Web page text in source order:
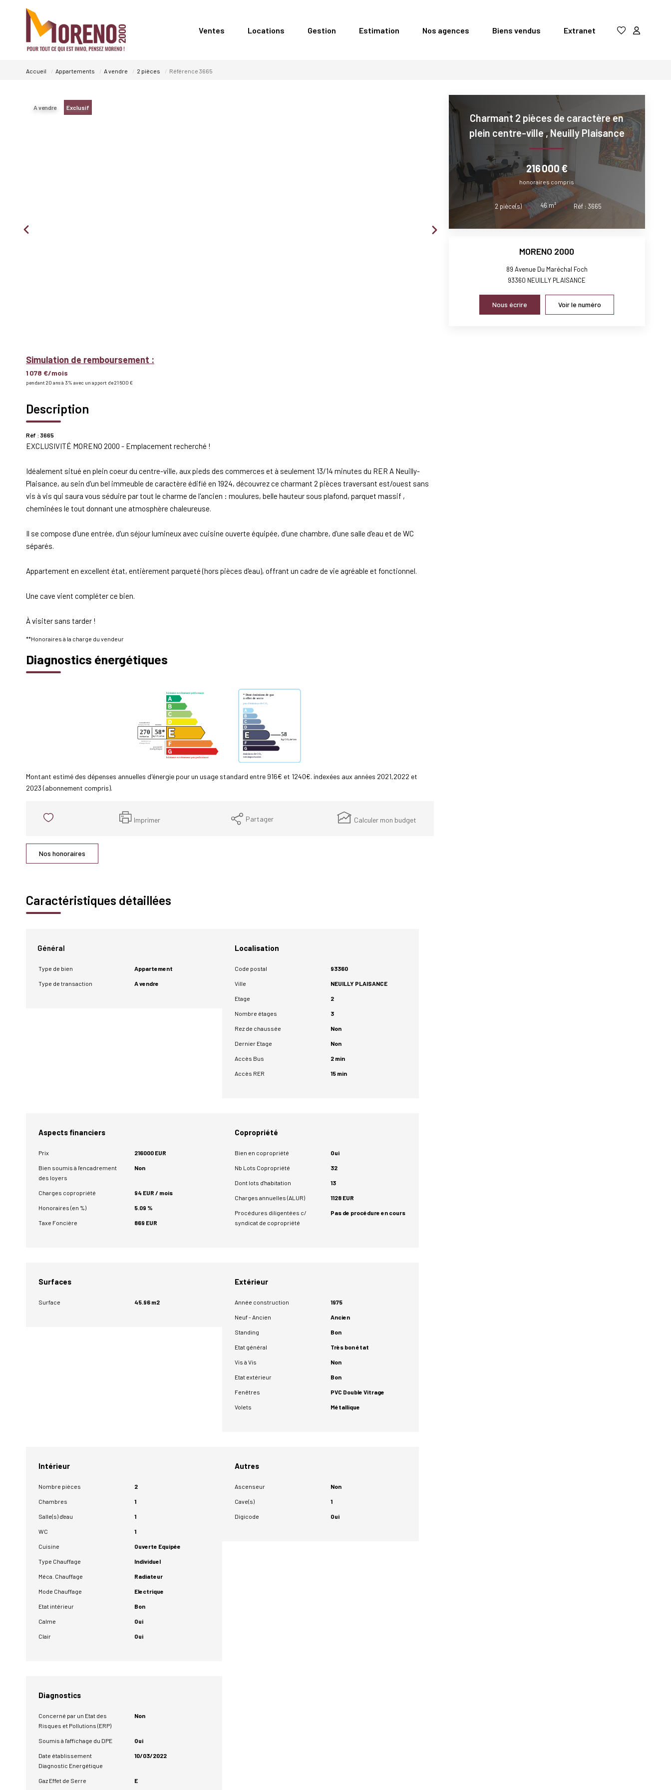
Ventes Locations Gestion Estimation Nos agences Biens vendus Extranet
Accueil Appartements A vendre 2 pièces Référence 3665
A vendre Exclusif
Simulation de remboursement :
1 078 €/mois
pendant 20 ans à 3% avec un apport de 21 600 €
Description
Réf : 3665
EXCLUSIVITÉ MORENO 2000 - Emplacement recherché !
Idéalement situé en plein coeur du centre-ville, aux pieds des commerces et à seulement 13/14 minutes du RER A Neuilly-
Plaisance, au sein d'un bel immeuble de caractère édifié en 1924, découvrez ce charmant 2 pièces traversant est/ouest sans
vis à vis qui saura vous séduire par tout le charme de l'ancien : moulures, belle hauteur sous plafond, parquet massif ,
cheminées le tout donnant une atmosphère chaleureuse.
Il se compose d'une entrée, d'un séjour lumineux avec cuisine ouverte équipée, d'une chambre, d'une salle d'eau et de WC
séparés.
Appartement en excellent état, entièrement parqueté (hors pièces d'eau), offrant un cadre de vie agréable et fonctionnel.
Une cave vient compléter ce bien.
À visiter sans tarder !
**Honoraires à la charge du vendeur
Diagnostics énergétiques
Montant estimé des dépenses annuelles d'énergie pour un usage standard entre 916€ et 1240€. indexées aux années 2021,2022 et
2023 (abonnement compris).
Imprimer Partager Calculer mon budget
Nos honoraires
Caractéristiques détaillées
Général
Type de bien Appartement
Type de transaction A vendre
Localisation
Code postal 93360
Ville NEUILLY PLAISANCE
Etage 2
Nombre étages 3
Rez de chaussée Non
Dernier Etage Non
Accès Bus 2 min
Accès RER 15 min
Aspects financiers
Prix 216000 EUR
Bien soumis à l'encadrement
des loyers
Non
Charges copropriété 94 EUR / mois
Honoraires (en %) 5.09 %
Taxe Foncière 869 EUR
Copropriété
Bien en copropriété Oui
Nb Lots Copropriété 32
Dont lots d'habitation 13
Charges annuelles (ALUR) 1128 EUR
Procédures diligentées c/
syndicat de copropriété
Pas de procédure en cours
Surfaces
Surface 45.96 m2
Extérieur
Année construction 1975
Neuf - Ancien Ancien
Standing Bon
Etat général Très bon état
Vis à Vis Non
Etat extérieur Bon
Fenêtres PVC Double Vitrage
Volets Métallique
Intérieur
Nombre pièces 2
Chambres 1
Salle(s) d'eau 1
WC 1
Cuisine Ouverte Equipée
Type Chauffage Individuel
Méca. Chauffage Radiateur
Mode Chauffage Electrique
Etat intérieur Bon
Calme Oui
Clair Oui
Autres
Ascenseur Non
Cave(s) 1
Digicode Oui
Diagnostics
Concerné par un Etat des
Risques et Pollutions (ERP)
Non
Soumis à l'affichage du DPE Oui
Date établissement
Diagnostic Energétique
10/03/2022
Gaz Effet de Serre E
Charmant 2 pièces de caractère en
plein centre-ville,Neuilly Plaisance
216 000 €
honoraires compris
2 pièce(s) 46m² Réf :3665
MORENO 2000
89 Avenue Du Maréchal Foch
93360 NEUILLY PLAISANCE
Nous écrire Voir le numéro